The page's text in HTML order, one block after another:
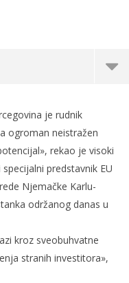
je rudnik
ogroman neistražen
rekao je visoki
predstavnik EU
Njemačke Karlu-
održanog danas u
kroz sveobuhvatne
stranih investitora»,